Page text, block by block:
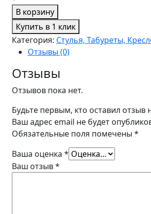
В корзину
Купить в 1 клик
Категория: Стулья, Табуреты,
Отзывы (0)
Отзывы
Отзывов пока нет.
Будьте первым, кто оставил отзыв
Ваш адрес email не будет
Обязательные поля помечены *
Ваша оценка *
Ваш отзыв*